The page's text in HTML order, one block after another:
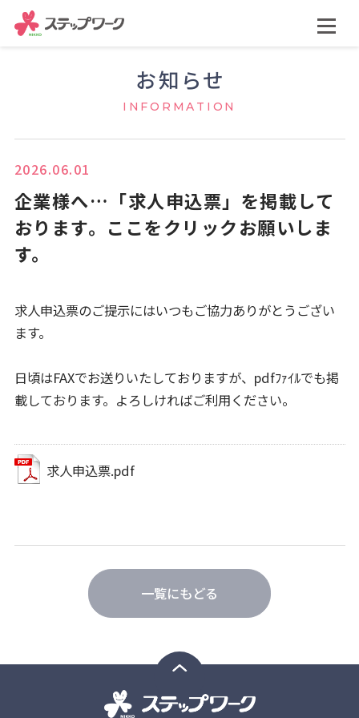
お知らせ
INFORMATION
2026.06.01
企業様へ…「求人申込票」を掲載して
おります。ここをクリックお願いしま
す。
求人申込票のご提示にはいつもご協力ありがとうござい
ます。
日頃はFAXでお送りいたしておりますが、pdfﾌｧｲﾙでも掲
載しております。よろしければご利用ください。
求人申込票.pdf
一覧にもどる